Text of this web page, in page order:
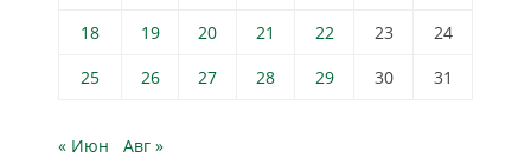
18
19 20 21 22 23
24
25
26 27 28 29 30 31
« Июн Авг »